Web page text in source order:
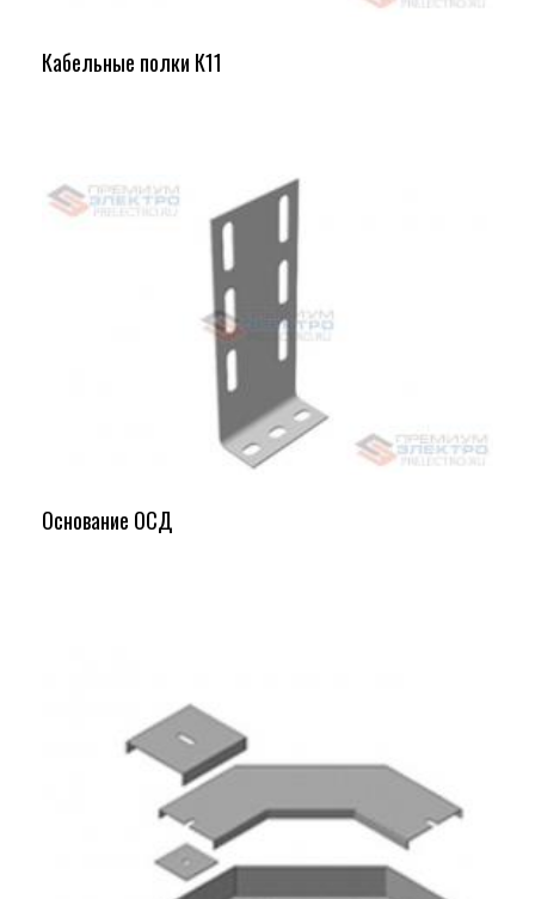
Кабельные полки К11
Основание ОСД